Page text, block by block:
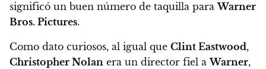
significó un buen número de taquilla paraWarner
Bros. Pictures.
Como dato curiosos, al igual que Clint Eastwood,
Christopher Nolan era un director fiel aWarner,